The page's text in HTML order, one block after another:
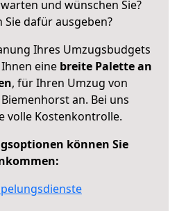
und wünschen Sie?
Sie dafür ausgeben?
Ihres Umzugsbudgets
eine breite Palette an
, für Ihren Umzug von
an. Bei uns
volle Kostenkontrolle.
können Sie